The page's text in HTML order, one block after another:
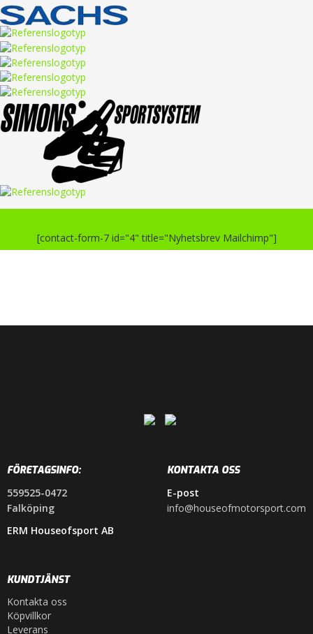
[contact-form-7 id="4" title="Nyhetsbrev Mailchimp"]
FÖRETAGSINFO:
559525-0472
Falköping
ERM Houseofsport AB
KONTAKTA OSS
E-post
info@houseofmotorsport.com
KUNDTJÄNST
Kontakta oss
Köpvillkor
Leverans